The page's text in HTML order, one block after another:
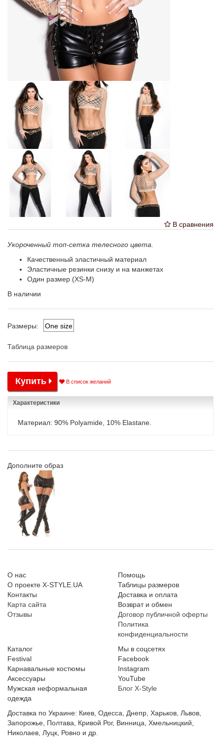
В сравнения
Укороченный топ-сетка телесного цвета.
Качественный эластичный материал
Эластичные резинки снизу и на манжетах
Один размер (XS-M)
В наличии
Размеры: One size
Таблица размеров
Купить В список желаний
Характеристики
Материал: 90% Polyamide, 10% Elastane.
Дополните образ
О нас
О проекте X-STYLE.UA
Контакты
Карта сайта
Отзывы
Помощь
Таблицы размеров
Доставка и оплата
Возврат и обмен
Договор публичной оферты
Политика
конфиденциальности
Каталог
Festival
Карнавальные костюмы
Аксессуары
Мужская неформальная
одежда
Мы в соцсетях
Facebook
Instagram
YouTube
Блог X-Style
Доставка по Украине: Киев, Одесса, Днепр, Харьков, Львов,
Запорожье, Полтава, Кривой Рог, Винница, Хмельницкий,
Николаев, Луцк, Ровно и др.